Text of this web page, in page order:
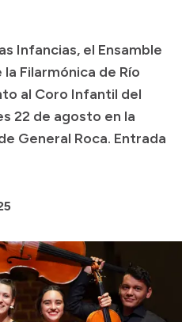
Infancias, el Ensamble
Filarmónica de Río
al Coro Infantil del
22 de agosto en la
General Roca. Entrada